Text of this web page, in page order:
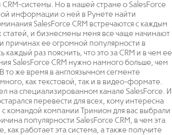
системы. Но в нашей стране о SalesForce
информации о ней в Рунете найти
SalesForce CRM встречаются с каждым
и бизнесмены меня все чаще начинают
причинах ее огромной популярности в
раз пояснить, что это за CRM и в чем ее
SalesForce CRM нужно намного больше, чем
то же время в англоязычном сегменте
как текстовой, так и в видео-формате.
на специализированном канале SalesForce. И
перевести для всех, кому интересна
командой компании Тринион для вас выбрали
популярности SalesForce CRM, в чем эта
работает эта система, а также получите